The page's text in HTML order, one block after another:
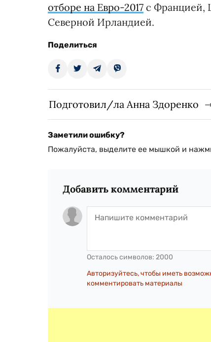
отборе на Евро-2017 с Францией,
Северной Ирландией.
Поделиться
Подготовил/ла Анна Здоренко
Заметили ошибку?
Пожалуйста, выделите ее мышкой и
Добавить комментарий
Осталось символов: 2000
Авторизуйтесь, чтобы иметь
комментировать материалы